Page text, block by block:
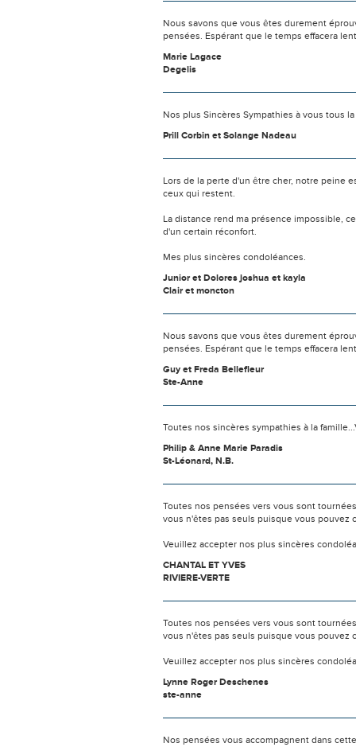
Nous savons que vous êtes durement
pensées. Espérant que le temps effacera
Marie Lagace
Degelis
Nos plus Sincères Sympathies à vous tous la
Prill Corbin et Solange Nadeau
Lors de la perte d'un être cher, notre peine
ceux qui restent.
La distance rend ma présence impossible,
d'un certain réconfort.
Mes plus sincères condoléances.
Junior et Dolores joshua et kayla
Clair et moncton
Nous savons que vous êtes durement
pensées. Espérant que le temps effacera
Guy et Freda Bellefleur
Ste-Anne
Toutes nos sincères sympathies à la
Philip & Anne Marie Paradis
St-Léonard, N.B.
Toutes nos pensées vers vous sont
vous n'êtes pas seuls puisque vous pouvez
Veuillez accepter nos plus sincères
CHANTAL ET YVES
RIVIERE-VERTE
Toutes nos pensées vers vous sont
vous n'êtes pas seuls puisque vous pouvez
Veuillez accepter nos plus sincères
Lynne Roger Deschenes
ste-anne
Nos pensées vous accompagnent dans